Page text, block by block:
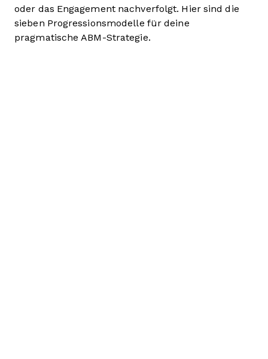
oder das Engagement nachverfolgt. Hier sind die
sieben Progressionsmodelle für deine
pragmatische ABM-Strategie.